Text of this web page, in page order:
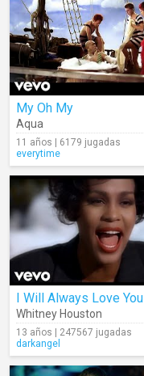
My Oh My
Aqua
11 años | 6179 jugadas
everytime
I Will Always Love You
Whitney Houston
13 años | 247567 jugadas
darkangel